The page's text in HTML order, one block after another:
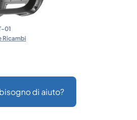
01
Ricambi
di aiuto?